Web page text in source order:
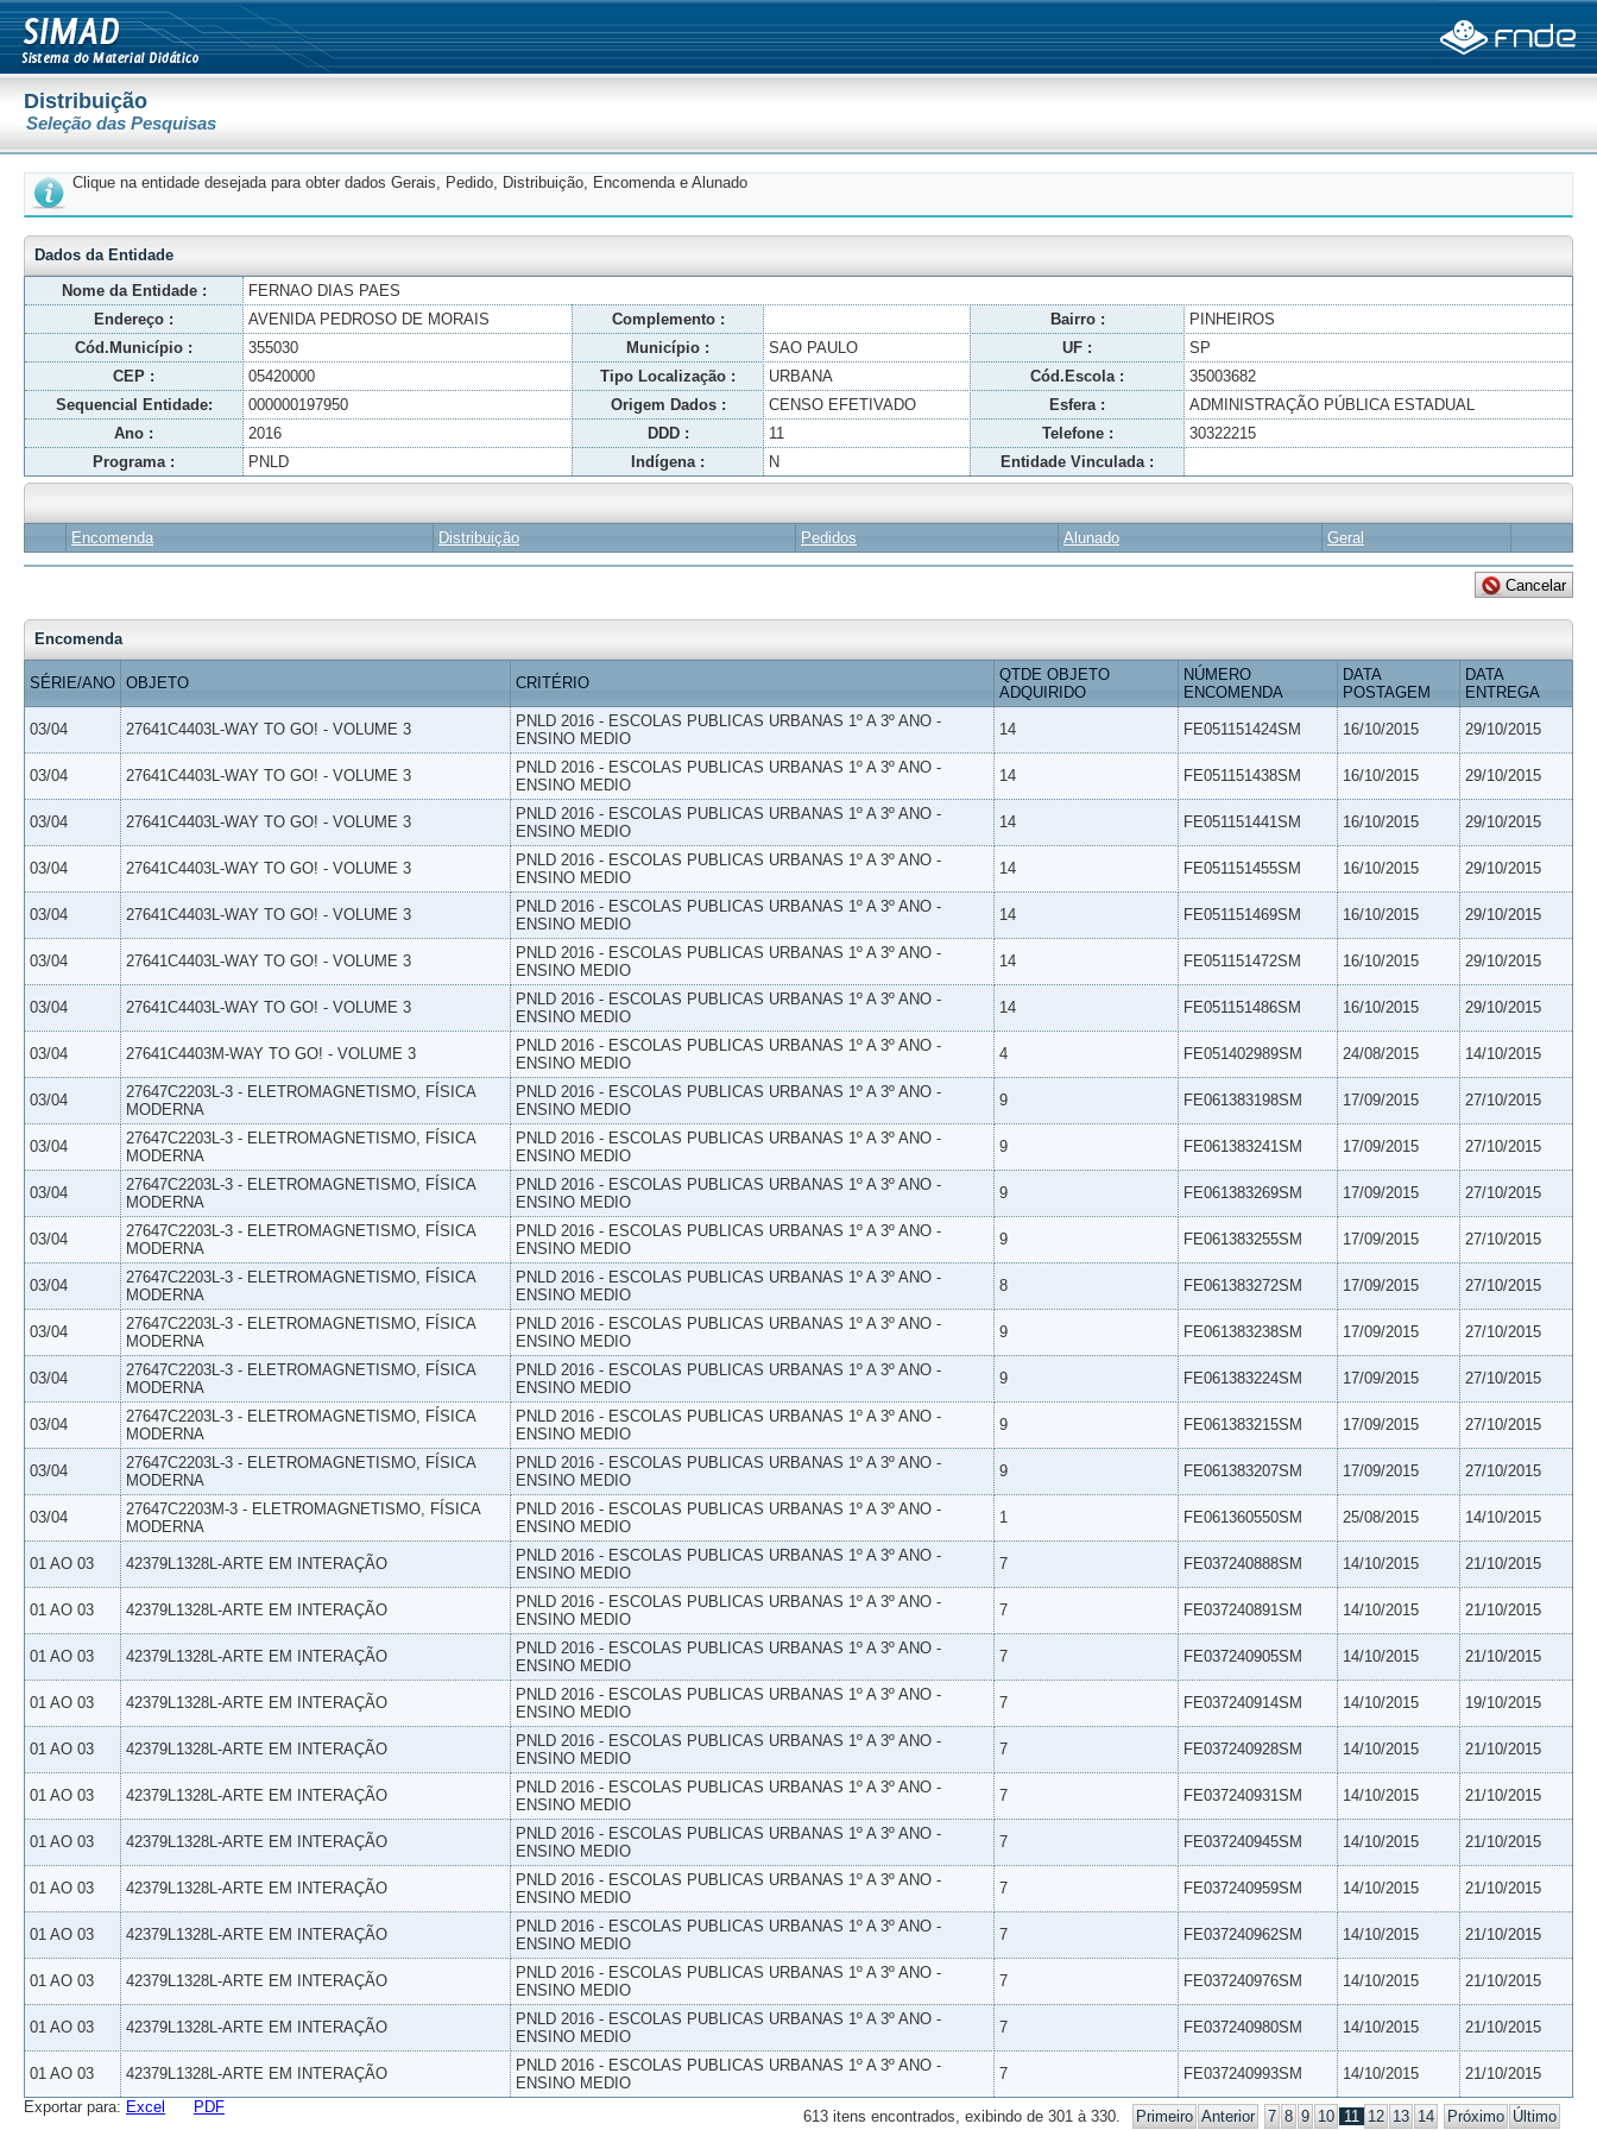
Distribuição
Seleção das Pesquisas
Clique na entidade desejada para obter dados Gerais, Pedido, Distribuição, Encomenda e Alunado
Dados da Entidade
Nome da Entidade :
FERNAO DIAS PAES
Endereço :
AVENIDA PEDROSO DE MORAIS Complemento : Bairro :
PINHEIROS
Cód.Município :
355030 Município : SAO PAULO UF :
SP
CEP :
05420000 Tipo Localização : URBANA Cód.Escola :
35003682
Sequencial Entidade:
000000197950 Origem Dados : CENSO EFETIVADO Esfera :
ADMINISTRAÇÃO PÚBLICA ESTADUAL
Ano :
2016 DDD : 11 Telefone :
30322215
Programa :
PNLD Indígena : N Entidade Vinculada :
Encomenda Distribuição Pedidos Alunado Geral
Encomenda
SÉRIE/ANO OBJETO CRITÉRIO
QTDE OBJETO
ADQUIRIDO
NÚMERO
ENCOMENDA
DATA
POSTAGEM
DATA
ENTREGA
03/04 27641C4403L-WAY TO GO! - VOLUME 3
PNLD 2016 - ESCOLAS PUBLICAS URBANAS 1º A 3º ANO -
ENSINO MEDIO
14 FE051151424SM 16/10/2015 29/10/2015
03/04 27641C4403L-WAY TO GO! - VOLUME 3
PNLD 2016 - ESCOLAS PUBLICAS URBANAS 1º A 3º ANO -
ENSINO MEDIO
14 FE051151438SM 16/10/2015 29/10/2015
03/04 27641C4403L-WAY TO GO! - VOLUME 3
PNLD 2016 - ESCOLAS PUBLICAS URBANAS 1º A 3º ANO -
ENSINO MEDIO
14 FE051151441SM 16/10/2015 29/10/2015
03/04 27641C4403L-WAY TO GO! - VOLUME 3
PNLD 2016 - ESCOLAS PUBLICAS URBANAS 1º A 3º ANO -
ENSINO MEDIO
14 FE051151455SM 16/10/2015 29/10/2015
03/04 27641C4403L-WAY TO GO! - VOLUME 3
PNLD 2016 - ESCOLAS PUBLICAS URBANAS 1º A 3º ANO -
ENSINO MEDIO
14 FE051151469SM 16/10/2015 29/10/2015
03/04 27641C4403L-WAY TO GO! - VOLUME 3
PNLD 2016 - ESCOLAS PUBLICAS URBANAS 1º A 3º ANO -
ENSINO MEDIO
14 FE051151472SM 16/10/2015 29/10/2015
03/04 27641C4403L-WAY TO GO! - VOLUME 3
PNLD 2016 - ESCOLAS PUBLICAS URBANAS 1º A 3º ANO -
ENSINO MEDIO
14 FE051151486SM 16/10/2015 29/10/2015
03/04 27641C4403M-WAY TO GO! - VOLUME 3
PNLD 2016 - ESCOLAS PUBLICAS URBANAS 1º A 3º ANO -
ENSINO MEDIO
4 FE051402989SM 24/08/2015 14/10/2015
03/04
27647C2203L-3 - ELETROMAGNETISMO, FÍSICA
MODERNA
PNLD 2016 - ESCOLAS PUBLICAS URBANAS 1º A 3º ANO -
ENSINO MEDIO
9 FE061383198SM 17/09/2015 27/10/2015
03/04
27647C2203L-3 - ELETROMAGNETISMO, FÍSICA
MODERNA
PNLD 2016 - ESCOLAS PUBLICAS URBANAS 1º A 3º ANO -
ENSINO MEDIO
9 FE061383241SM 17/09/2015 27/10/2015
03/04
27647C2203L-3 - ELETROMAGNETISMO, FÍSICA
MODERNA
PNLD 2016 - ESCOLAS PUBLICAS URBANAS 1º A 3º ANO -
ENSINO MEDIO
9 FE061383269SM 17/09/2015 27/10/2015
03/04
27647C2203L-3 - ELETROMAGNETISMO, FÍSICA
MODERNA
PNLD 2016 - ESCOLAS PUBLICAS URBANAS 1º A 3º ANO -
ENSINO MEDIO
9 FE061383255SM 17/09/2015 27/10/2015
03/04
27647C2203L-3 - ELETROMAGNETISMO, FÍSICA
MODERNA
PNLD 2016 - ESCOLAS PUBLICAS URBANAS 1º A 3º ANO -
ENSINO MEDIO
8 FE061383272SM 17/09/2015 27/10/2015
03/04
27647C2203L-3 - ELETROMAGNETISMO, FÍSICA
MODERNA
PNLD 2016 - ESCOLAS PUBLICAS URBANAS 1º A 3º ANO -
ENSINO MEDIO
9 FE061383238SM 17/09/2015 27/10/2015
03/04
27647C2203L-3 - ELETROMAGNETISMO, FÍSICA
MODERNA
PNLD 2016 - ESCOLAS PUBLICAS URBANAS 1º A 3º ANO -
ENSINO MEDIO
9 FE061383224SM 17/09/2015 27/10/2015
03/04
27647C2203L-3 - ELETROMAGNETISMO, FÍSICA
MODERNA
PNLD 2016 - ESCOLAS PUBLICAS URBANAS 1º A 3º ANO -
ENSINO MEDIO
9 FE061383215SM 17/09/2015 27/10/2015
03/04
27647C2203L-3 - ELETROMAGNETISMO, FÍSICA
MODERNA
PNLD 2016 - ESCOLAS PUBLICAS URBANAS 1º A 3º ANO -
ENSINO MEDIO
9 FE061383207SM 17/09/2015 27/10/2015
03/04
27647C2203M-3 - ELETROMAGNETISMO, FÍSICA
MODERNA
PNLD 2016 - ESCOLAS PUBLICAS URBANAS 1º A 3º ANO -
ENSINO MEDIO
1 FE061360550SM 25/08/2015 14/10/2015
01 AO 03 42379L1328L-ARTE EM INTERAÇÃO
PNLD 2016 - ESCOLAS PUBLICAS URBANAS 1º A 3º ANO -
ENSINO MEDIO
7 FE037240888SM 14/10/2015 21/10/2015
01 AO 03 42379L1328L-ARTE EM INTERAÇÃO
PNLD 2016 - ESCOLAS PUBLICAS URBANAS 1º A 3º ANO -
ENSINO MEDIO
7 FE037240891SM 14/10/2015 21/10/2015
01 AO 03 42379L1328L-ARTE EM INTERAÇÃO
PNLD 2016 - ESCOLAS PUBLICAS URBANAS 1º A 3º ANO -
ENSINO MEDIO
7 FE037240905SM 14/10/2015 21/10/2015
01 AO 03 42379L1328L-ARTE EM INTERAÇÃO
PNLD 2016 - ESCOLAS PUBLICAS URBANAS 1º A 3º ANO -
ENSINO MEDIO
7 FE037240914SM 14/10/2015 19/10/2015
01 AO 03 42379L1328L-ARTE EM INTERAÇÃO
PNLD 2016 - ESCOLAS PUBLICAS URBANAS 1º A 3º ANO -
ENSINO MEDIO
7 FE037240928SM 14/10/2015 21/10/2015
01 AO 03 42379L1328L-ARTE EM INTERAÇÃO
PNLD 2016 - ESCOLAS PUBLICAS URBANAS 1º A 3º ANO -
ENSINO MEDIO
7 FE037240931SM 14/10/2015 21/10/2015
01 AO 03 42379L1328L-ARTE EM INTERAÇÃO
PNLD 2016 - ESCOLAS PUBLICAS URBANAS 1º A 3º ANO -
ENSINO MEDIO
7 FE037240945SM 14/10/2015 21/10/2015
01 AO 03 42379L1328L-ARTE EM INTERAÇÃO
PNLD 2016 - ESCOLAS PUBLICAS URBANAS 1º A 3º ANO -
ENSINO MEDIO
7 FE037240959SM 14/10/2015 21/10/2015
01 AO 03 42379L1328L-ARTE EM INTERAÇÃO
PNLD 2016 - ESCOLAS PUBLICAS URBANAS 1º A 3º ANO -
ENSINO MEDIO
7 FE037240962SM 14/10/2015 21/10/2015
01 AO 03 42379L1328L-ARTE EM INTERAÇÃO
PNLD 2016 - ESCOLAS PUBLICAS URBANAS 1º A 3º ANO -
ENSINO MEDIO
7 FE037240976SM 14/10/2015 21/10/2015
01 AO 03 42379L1328L-ARTE EM INTERAÇÃO
PNLD 2016 - ESCOLAS PUBLICAS URBANAS 1º A 3º ANO -
ENSINO MEDIO
7 FE037240980SM 14/10/2015 21/10/2015
01 AO 03 42379L1328L-ARTE EM INTERAÇÃO
PNLD 2016 - ESCOLAS PUBLICAS URBANAS 1º A 3º ANO -
ENSINO MEDIO
7 FE037240993SM 14/10/2015 21/10/2015
613 itens encontrados, exibindo de 301 à 330. Primeiro Anterior 7 8 9 10 11 12 13 14 Próximo Último
Exportar para: Excel PDF